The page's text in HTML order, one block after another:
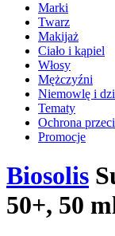
Marki
Twarz
Makijaż
Ciało i kąpiel
Włosy
Mężczyźni
Niemowlę i
Tematy
Ochrona
Promocje
Biosolis
50+, 50